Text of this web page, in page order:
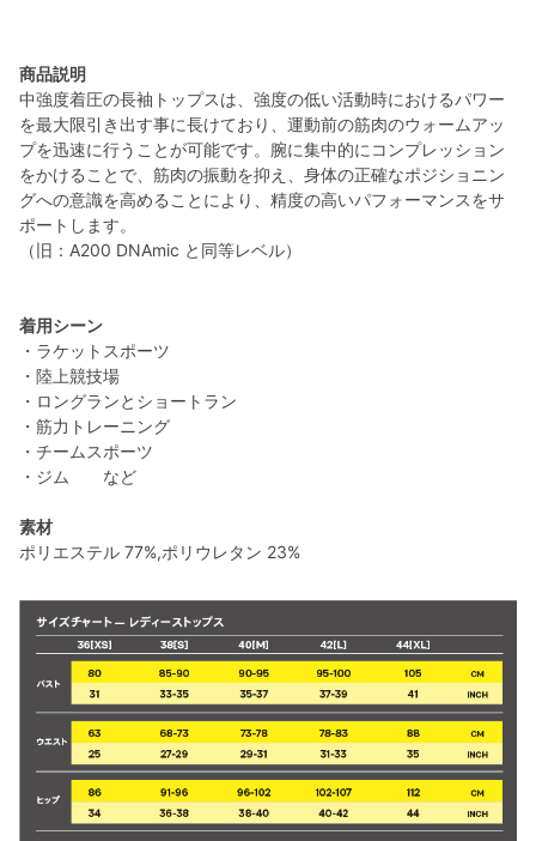
商品説明
中強度着圧の長袖トップスは、強度の低い活動時におけるパワー
を最大限引き出す事に長けており、運動前の筋肉のウォームアッ
プを迅速に行うことが可能です。腕に集中的にコンプレッション
をかけることで、筋肉の振動を抑え、身体の正確なポジショニン
グへの意識を高めることにより、精度の高いパフォーマンスをサ
ポートします。
（旧：A200 DNAmic と同等レベル）
着用シーン
・ラケットスポーツ
・陸上競技場
・ロングランとショートラン
・筋力トレーニング
・チームスポーツ
・ジム など
素材
ポリエステル 77%,ポリウレタン 23%